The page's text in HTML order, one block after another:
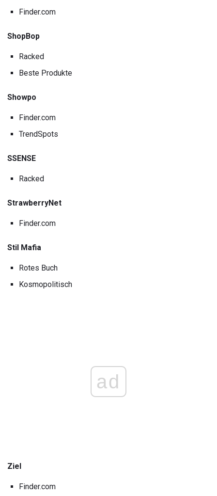
Finder.com
ShopBop
Racked
Beste Produkte
Showpo
Finder.com
TrendSpots
SSENSE
Racked
StrawberryNet
Finder.com
Stil Mafia
Rotes Buch
Kosmopolitisch
ad
Ziel
Finder.com